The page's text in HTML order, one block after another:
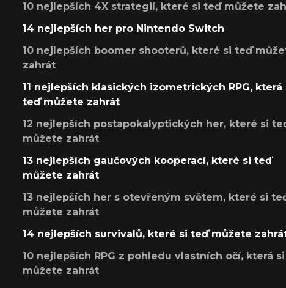
10 nejlepších 4X strategií, které si teď můžete
14 nejlepších her pro Nintendo Switch
10 nejlepších boomer shooterů, které si teď
zahrát
11 nejlepších klasických izometrických RPG, která
teď můžete zahrát
12 nejlepších postapokalyptických her, které si
můžete zahrát
13 nejlepších gaučových kooperací, které si teď
můžete zahrát
13 nejlepších her s otevřeným světem, které si
můžete zahrát
14 nejlepších survivalů, které si teď můžete
10 nejlepších RPG z pohledu vlastních očí, která
můžete zahrát